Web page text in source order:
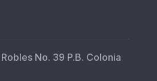
No. 39 P.B. Colonia